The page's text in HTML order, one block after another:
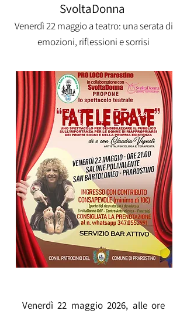
SvoltaDonna
Venerdì 22 maggio a teatro: una serata di
emozioni, riflessioni e sorrisi
Venerdì 22 maggio 2026, alle ore